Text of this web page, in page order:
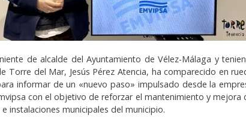
de alcalde del Ayuntamiento de Vélez-Málaga y
Torre del Mar, Jesús Pérez Atencia, ha comparecido en
informar de un «nuevo paso» impulsado desde la
con el objetivo de reforzar el mantenimiento y mejora
instalaciones municipales del municipio.